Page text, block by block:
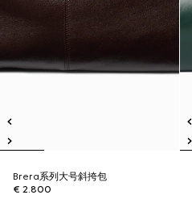
Brera系列大号斜挎包
€ 2.800